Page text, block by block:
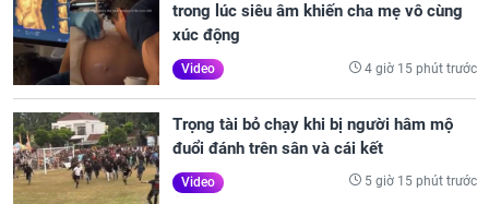
trong lúc siêu âm khiến cha mẹ vô cùng
xúc động
Video 4 giờ 15 phút trước
Trọng tài bỏ chạy khi bị người hâm mộ
đuổi đánh trên sân và cái kết
Video 5 giờ 15 phút trước